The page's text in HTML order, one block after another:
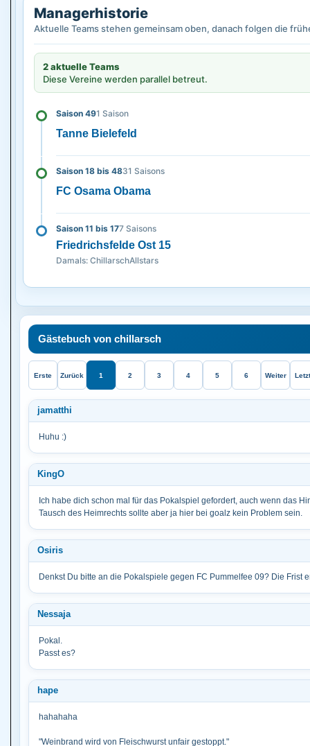
Managerhistorie
Aktuelle Teams stehen gemeinsam oben, danach folgen die
2 aktuelle Teams
Diese Vereine werden parallel betreut.
Saison 491 Saison
Tanne Bielefeld
Saison 18 bis 4831 Saisons
FC Osama Obama
Saison 11 bis 177 Saisons
Friedrichsfelde Ost 15
Damals: ChillarschAllstars
Gästebuch von chillarsch
Erste Zurück 1 2 3 4 5 6 Weiter
jamatthi
Huhu :)
KingO
Ich habe dich schon mal für das Pokalspiel gefordert, auch wenn das
Tausch des Heimrechts sollte aber ja hier bei goalz kein Problem sein.
Osiris
Denkst Du bitte an die Pokalspiele gegen FC Pummelfee 09? Die Frist
Nessaja
Pokal.
Passt es?
hape
hahahaha
"Weinbrand wird von Fleischwurst unfair gestoppt."